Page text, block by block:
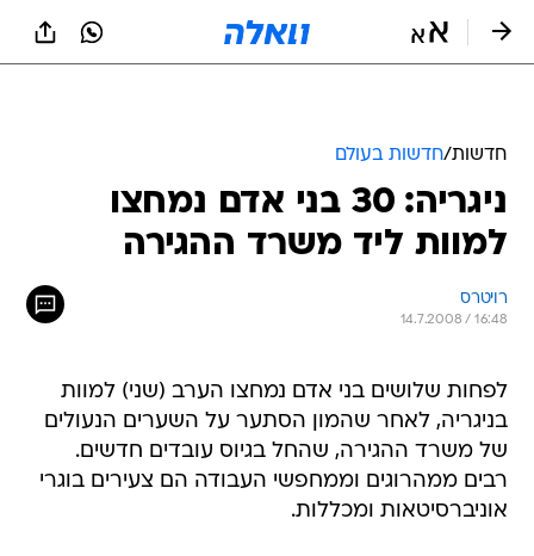
חדשות/חדשות בעולם
ניגריה: 30 בני אדם נמחצו
למוות ליד משרד ההגירה
רויטרס
14.7.2008 / 16:48
לפחות שלושים בני אדם נמחצו הערב (שני) למוות
בניגריה, לאחר שהמון הסתער על השערים הנעולים
של משרד ההגירה, שהחל בגיוס עובדים חדשים.
רבים ממהרוגים וממחפשי העבודה הם צעירים בוגרי
אוניברסיטאות ומכללות.